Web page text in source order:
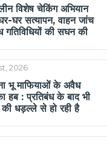
विशेष चेकिंग अभियान
घर सत्यापन, वाहन जांच
गतिविधियों की सघन की
2026
भू माफियाओं के अवैध
हब : प्रतिबंध के बाद भी
की धड़ल्ले से हो रही है